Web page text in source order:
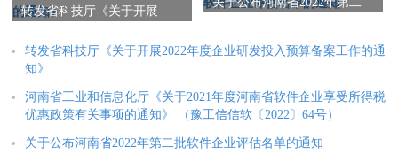
转发省科技厅《关于开展
备案工作的通知》
转发省科技厅《关于开展2022年度企业研发投入预算备案工作的通
知》
河南省工业和信息化厅《关于2021年度河南省软件企业享受所得税
优惠政策有关事项的通知》 （豫工信信软〔2022〕64号）
关于公布河南省2022年第二批软件企业评估名单的通知